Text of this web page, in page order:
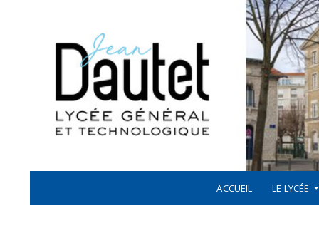
LYCÉE JEAN DAUTET À LA ROCHELLE
ACCUEIL LE LYCÉE